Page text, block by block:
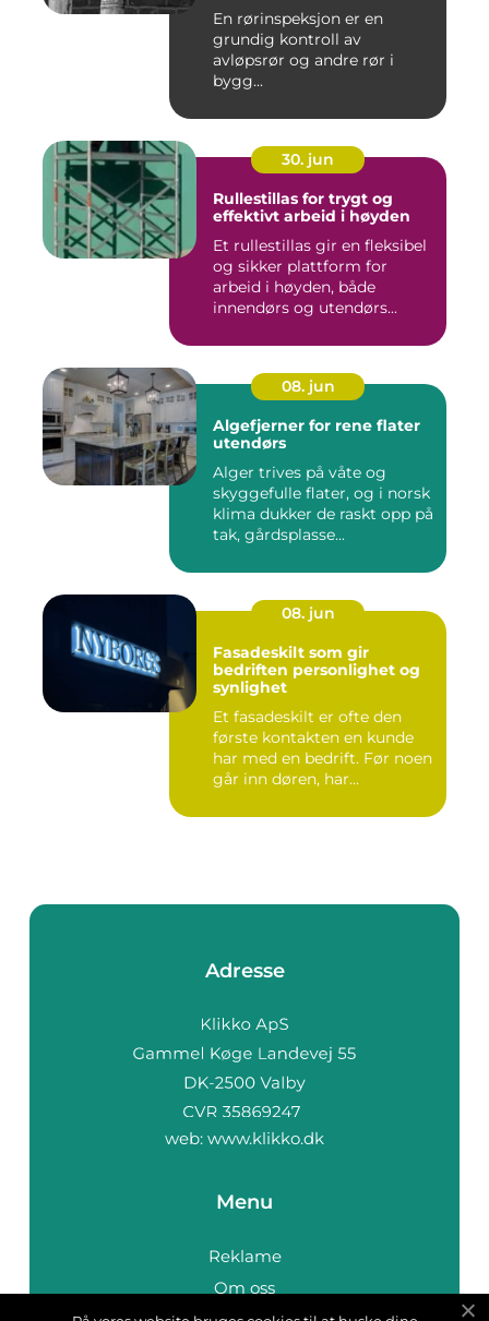
En rørinspeksjon er en
grundig kontroll av
avløpsrør og andre rør i
bygg...
30. jun
Rullestillas for trygt og
effektivt arbeid i høyden
Et rullestillas gir en fleksibel
og sikker plattform for
arbeid i høyden, både
innendørs og utendørs...
08. jun
Algefjerner for rene flater
utendørs
Alger trives på våte og
skyggefulle flater, og i norsk
klima dukker de raskt opp på
tak, gårdsplasse...
08. jun
Fasadeskilt som gir
bedriften personlighet og
synlighet
Et fasadeskilt er ofte den
første kontakten en kunde
har med en bedrift. Før noen
går inn døren, har...
Adresse
web: www.klikko.dk
Menu
Reklame
Om oss